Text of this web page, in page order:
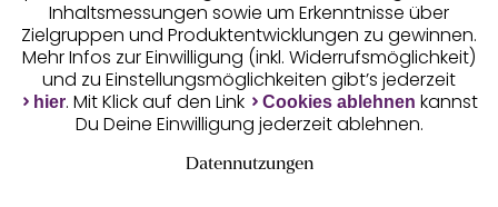
Unsere Apps
Inhaltsmessungen sowie um Erkenntnisse über
Zielgruppen und Produktentwicklungen zu gewinnen.
Mehr Infos zur Einwilligung (inkl. Widerrufsmöglichkeit)
und zu Einstellungsmöglichkeiten gibt’s jederzeit
hier. Mit Klick auf den Link Cookies ablehnen kannst
Du Deine Einwilligung jederzeit ablehnen.
Datennutzungen